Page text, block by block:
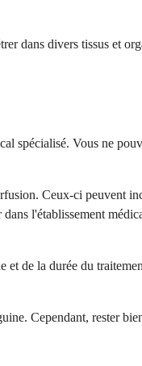
dans divers tissus et
spécialisé. Vous ne
Ceux-ci peuvent
l'établissement
de la durée du
Cependant, rester